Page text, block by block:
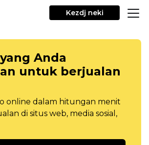
Kezdj neki
Anda
untuk berjualan
online dalam hitungan menit
di situs web, media sosial,